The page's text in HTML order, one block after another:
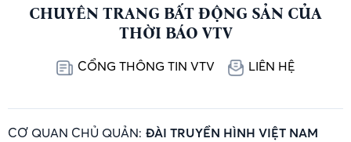
CHUYÊN TRANG BẤT ĐỘNG SẢN CỦA
THỜI BÁO VTV
CỔNG THÔNG TIN VTV LIÊN HỆ
CƠ QUAN CHỦ QUẢN: ĐÀI TRUYỀN HÌNH VIỆT NAM